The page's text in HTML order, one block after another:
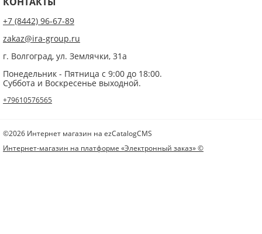
+7 (8442) 96-67-89
zakaz@ira-group.ru
г. Волгоград, ул. Землячки, 31а
Понедельник - Пятница с 9:00 до 18:00.
Суббота и Воскресенье выходной.
+79610576565
©2026 Интернет магазин на ezCatalogCMS
Интернет-магазин на платформе «Электронный заказ» ©